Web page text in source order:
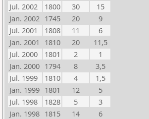
Jul. 2002
1800 30
15
Jan. 2002 1745 20
9
Jul. 2001
1808 11
6
Jan. 2001
1810 20
11,5
Jul. 2000
1801 2
1
Jan. 2000 1794 8
3,5
Jul. 1999
1810 4
1,5
Jan. 1999 1801 12
5
Jul. 1998
1828 5
3
Jan. 1998 1815 14
6